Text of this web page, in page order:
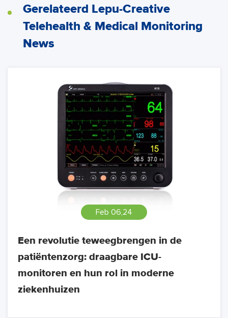
Gerelateerd Lepu-Creative
Telehealth & Medical Monitoring
News
Feb 06,24
Een revolutie teweegbrengen in de
patiëntenzorg: draagbare ICU-
monitoren en hun rol in moderne
ziekenhuizen